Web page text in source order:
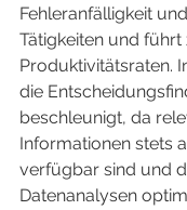
Fehleranfälligkeit
Tätigkeiten und
Produktivitätsraten.
die
beschleunigt, da
Informationen stets
verfügbar sind und
Datenanalysen